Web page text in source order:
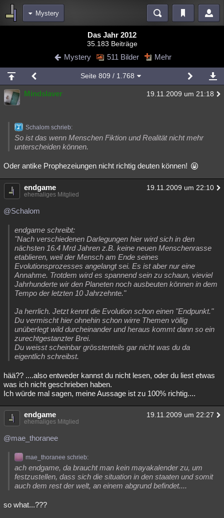
Mystery
Diskussionen Blogs Videos
Chat Wiki Neuigkeiten
meine Rubriken
Menschen Wissenschaft Mystery Kriminalfälle
Natur Umfragen Unterhaltung
weitere Rubriken
Philosophie Träume Orte Esoterik Literatur
Astronomie Gaming Filme
Besucht Teilgenommen Neue Geschlossen
Lesenswert Schlüsselwörter
Das Jahr 2012
35.183 Beiträge
Mystery 511 Bilder Mehr
Seite 809 / 1.768
Mindslaver 19.11.2009 um 21:18
Schalom schrieb:
So ist das wenn Menschen Fiktion und Realität nicht mehr
unterscheiden können.
Oder antike Prophezeiungen nicht richtig deuten können!
endgame 19.11.2009 um 22:10
ehemaliges Mitglied
@Schalom
endgame schreibt:
"Nach verschiedenen Darlegungen hier wird sich in den
nächsten 16.4 Mrd Jahren z.B. keine neuen Menschenrasse
etablieren, weil der Mensch am Ende seines
Evolutionsprozesses angelangt sei. Es ist aber nur eine
Annahme. Trotdem wird es spannend sein zu schaun, vieviel
Jahrhunderte wir den Planeten noch ausbeuten können in dem
Tempo der letzten 10 Jahrzehnte."
Ja herrlich. Jetzt kennt die Evolution schon einen "Endpunkt."
Du vermischt hier ohnehin schon wirre Themen völlig
unüberlegt wild durcheinander und heraus kommt dann so ein
zurechtgestanzter Brei.
Du weisst scheinbar grösstenteils gar nicht was du da
eigentlich schreibst.
hää?? ....also entweder kannst du nicht lesen, oder du liest etwas
was ich nicht geschrieben haben.
Ich würde mal sagen, meine Aussage ist zu 100% richtig....
endgame 19.11.2009 um 22:27
ehemaliges Mitglied
@mae_thoranee
mae_thoranee schrieb:
ach endgame, da braucht man kein mayakalender zu, um
festzustellen, dass sich die situation in den staaten und somit
auch dem rest der welt, an einem abgrund befindet....
so what...???